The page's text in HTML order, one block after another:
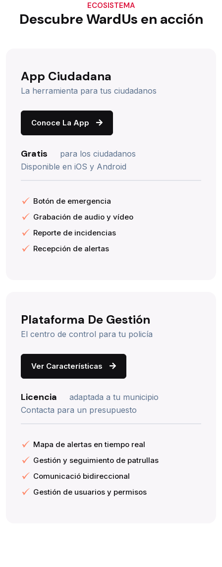
ECOSISTEMA
Descubre WardUs en acción
App Ciudadana
La herramienta para tus ciudadanos
Conoce La App
Gratis
para los ciudadanos
Disponible en iOS y Android
Botón de emergencia
Grabación de audio y vídeo
Reporte de incidencias
Recepción de alertas
Plataforma De Gestión
El centro de control para tu policía
Ver Características
Licencia
adaptada a tu municipio
Contacta para un presupuesto
Mapa de alertas en tiempo real
Gestión y seguimiento de patrullas
Comunicació bidireccional
Gestión de usuarios y permisos